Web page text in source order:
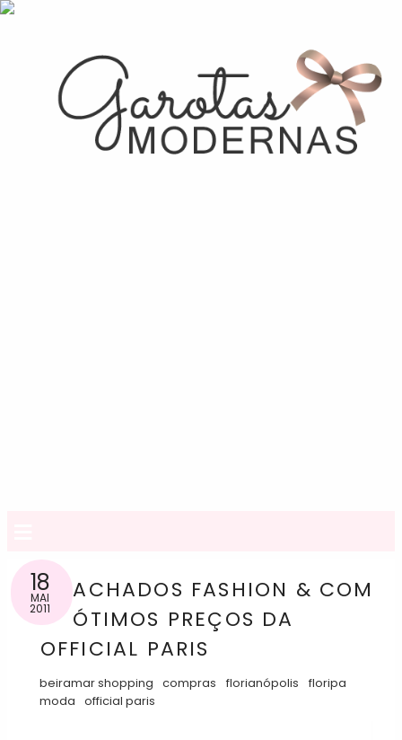
18
MAI
2011
ACHADOS FASHION & COM
ÓTIMOS PREÇOS DA
OFFICIAL PARIS
beiramar shopping compras florianópolis
floripa
moda official paris